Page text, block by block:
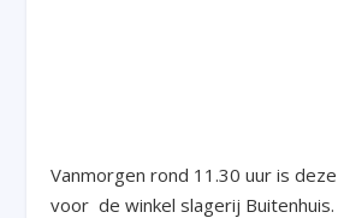
Vanmorgen rond 11.30 uur is
voor de winkel slagerij